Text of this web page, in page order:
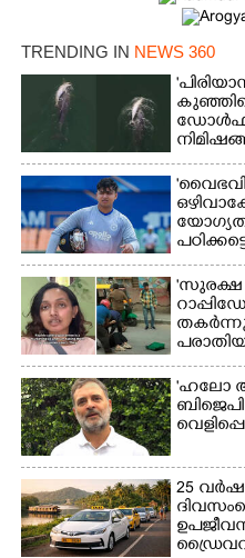
TRENDING IN NEWS 360
യോഗ്യത
ക്രിക്കറ്റ്
'സുരക്ഷ
'ഹലോ
25